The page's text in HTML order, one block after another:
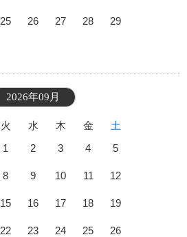
25 26 27 28 29
2026年09月
火 水 木 金
土
1
2 3 4 5
8 9 10 11 12
15 16 17 18 19
22 23 24 25 26